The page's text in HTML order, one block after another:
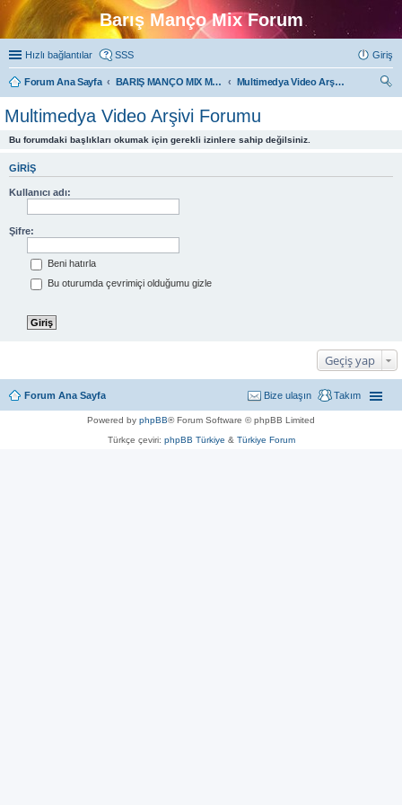
Barış Manço Mix Forum
Hızlı bağlantılar SSS Giriş
Forum Ana Sayfa BARIŞ MANÇO MIX MULTIMEDYA FORUMLARI
Multimedya Video Arşivi Forumu
Multimedya Video Arşivi Forumu
Bu forumdaki başlıkları okumak için gerekli izinlere sahip değilsiniz.
GIRIŞ
Kullanıcı adı:
Şifre:
Beni hatırla
Bu oturumda çevrimiçi olduğumu gizle
Geçiş yap
Forum Ana Sayfa Takım
Bize ulaşın
Powered by phpBB® Forum Software © phpBB Limited
Türkçe çeviri: phpBB Türkiye & Türkiye Forum